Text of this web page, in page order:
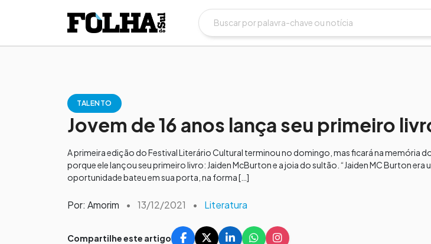
TALENTO
Jovem de 16 anos lança seu primeiro
A primeira edição do Festival Literário Cultural terminou no domingo, mas ficará na memória
porque ele lançou seu primeiro livro: Jaiden McBurton e a joia do sultão. “Jaiden MC Burton era
oportunidade bateu em sua porta, na forma […]
Por: Amorim • 13/12/2021 • Literatura
Compartilhe este artigo